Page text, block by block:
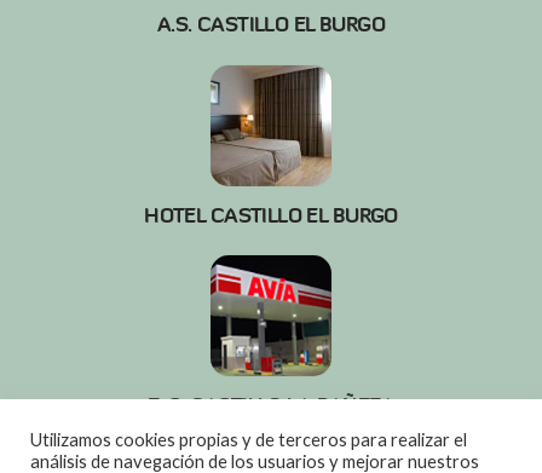
A.S. CASTILLO EL BURGO
HOTEL CASTILLO EL BURGO
E. S. CASTILLO LA BAÑEZA
Utilizamos cookies propias y de terceros para realizar el
análisis de navegación de los usuarios y mejorar nuestros